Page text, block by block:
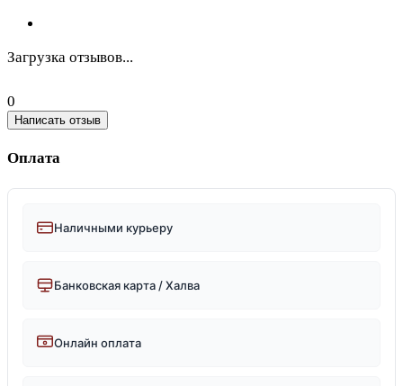
Загрузка отзывов...
0
Написать отзыв
Оплата
Наличными курьеру
Банковская карта / Халва
Онлайн оплата